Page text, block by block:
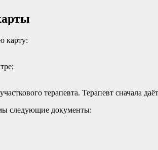
карту:
терапевта. Терапевт сначала
следующие документы: